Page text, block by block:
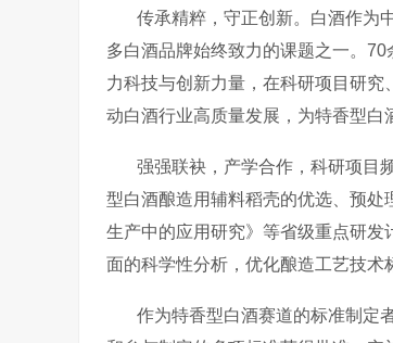
传承精粹，守正创新。白酒作为
多白酒品牌始终致力的课题之一。 70
力科技与创新力量，在科研项目研
动白酒行业高质量发展，为特香型白
强强联袂，产学合作，科研项目
型白酒酿造用辅料稻壳的优选、预
生产中的应用研究》等省级重点研
面的科学性分析，优化酿造工艺技术
作为特香型白酒赛道的标准制定